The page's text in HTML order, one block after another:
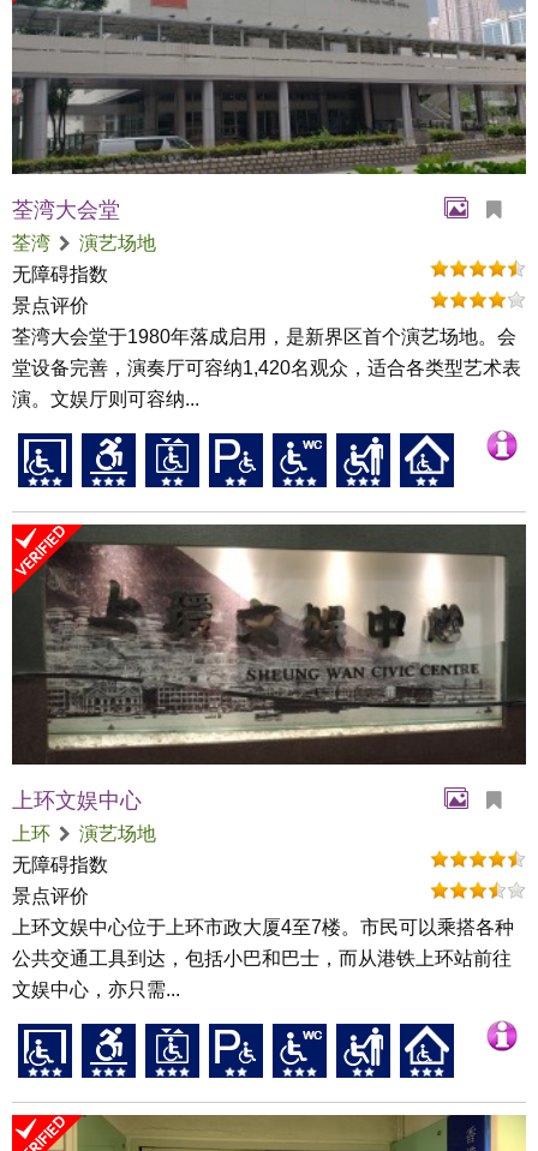
荃湾大会堂
荃湾
演艺场地
无障碍指数
景点评价
荃湾大会堂于1980年落成启用，是新界区首个演艺场地。会
堂设备完善，演奏厅可容纳1,420名观众，适合各类型艺术表
演。文娱厅则可容纳...
上环文娱中心
上环
演艺场地
无障碍指数
景点评价
上环文娱中心位于上环市政大厦4至7楼。市民可以乘搭各种
公共交通工具到达，包括小巴和巴士，而从港铁上环站前往
文娱中心，亦只需...